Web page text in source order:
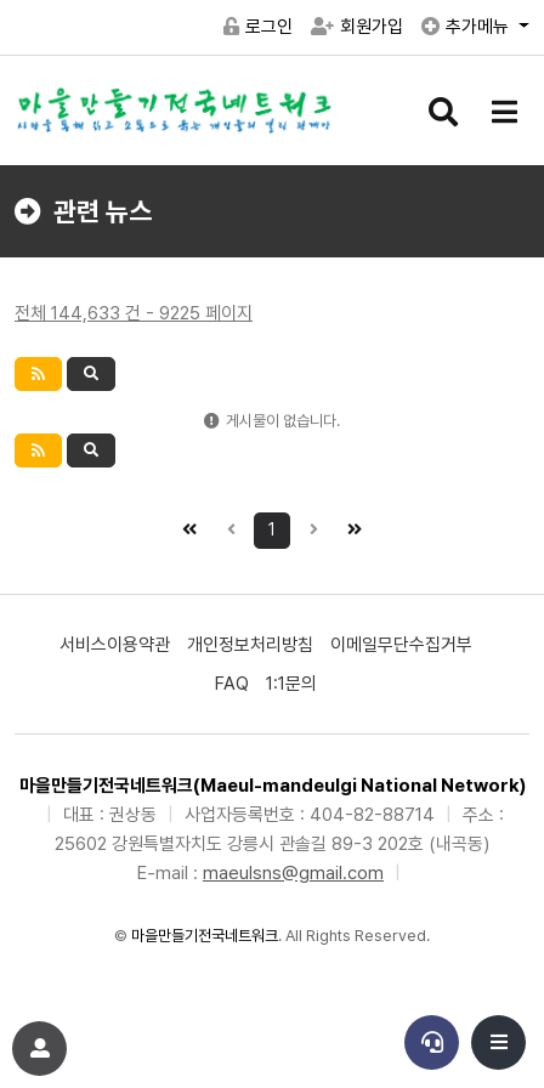
로그인 회원가입 추가메뉴
검
버
메
버
관련 뉴스
전체 144,633 건 - 9225 페이지
게시물이 없습니다.
1
서비스이용약관 개인정보처리방침
이메일무단수집거부
FAQ
1:1문의
마을만들기전국네트워크(Maeul-mandeulgi National Network)
대표 : 권상동 사업자등록번호 : 404-82-88714
주소 :
25602 강원특별자치도 강릉시 관솔길 89-3 202호 (내곡동)
E-mail : maeulsns@gmail.com
© 마을만들기전국네트워크. All Rights Reserved.